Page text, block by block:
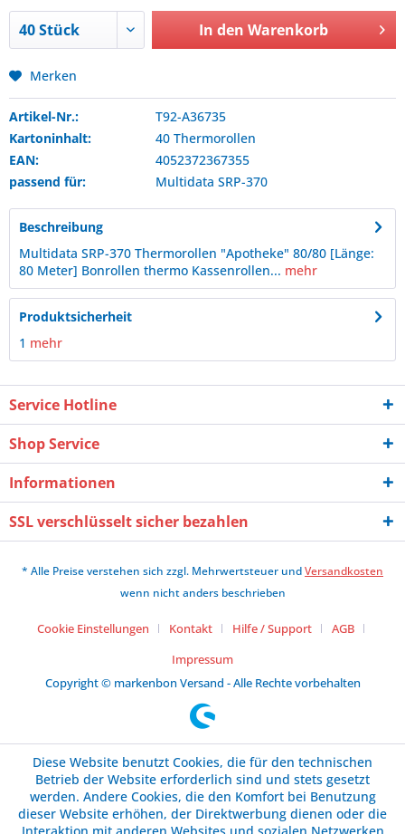
In den Warenkorb
Merken
Artikel-Nr.:
T92-A36735
Kartoninhalt:
40 Thermorollen
EAN:
4052372367355
passend für:
Multidata SRP-370
Beschreibung
Multidata SRP-370 Thermorollen "Apotheke" 80/80 [Länge:
80 Meter] Bonrollen thermo Kassenrollen... mehr
Produktsicherheit
1 mehr
Service Hotline
Shop Service
Informationen
SSL verschlüsselt sicher bezahlen
* Alle Preise verstehen sich zzgl. Mehrwertsteuer undVersandkosten
wenn nicht anders beschrieben
Cookie Einstellungen Kontakt Hilfe / Support
AGB
Impressum
Copyright © markenbon Versand - Alle Rechte vorbehalten
Diese Website benutzt Cookies, die für den technischen
Betrieb der Website erforderlich sind und stets gesetzt
werden. Andere Cookies, die den Komfort bei Benutzung
dieser Website erhöhen, der Direktwerbung dienen oder die